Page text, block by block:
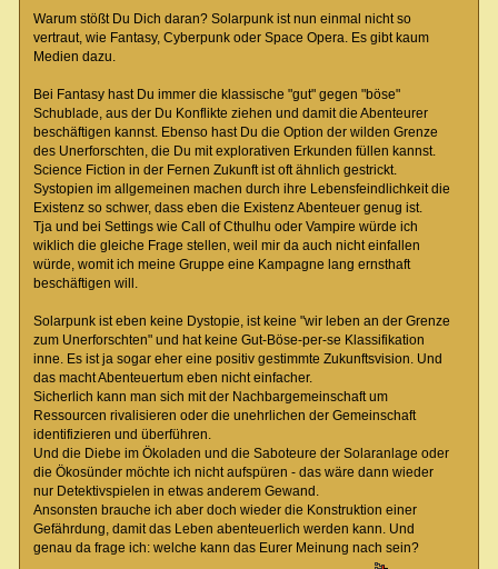
Warum stößt Du Dich daran? Solarpunk ist nun einmal nicht so
vertraut, wie Fantasy, Cyberpunk oder Space Opera. Es gibt kaum
Medien dazu.
Bei Fantasy hast Du immer die klassische "gut" gegen "böse"
Schublade, aus der Du Konflikte ziehen und damit die Abenteurer
beschäftigen kannst. Ebenso hast Du die Option der wilden Grenze
des Unerforschten, die Du mit explorativen Erkunden füllen kannst.
Science Fiction in der Fernen Zukunft ist oft ähnlich gestrickt.
Systopien im allgemeinen machen durch ihre Lebensfeindlichkeit die
Existenz so schwer, dass eben die Existenz Abenteuer genug ist.
Tja und bei Settings wie Call of Cthulhu oder Vampire würde ich
wiklich die gleiche Frage stellen, weil mir da auch nicht einfallen
würde, womit ich meine Gruppe eine Kampagne lang ernsthaft
beschäftigen will.
Solarpunk ist eben keine Dystopie, ist keine "wir leben an der Grenze
zum Unerforschten" und hat keine Gut-Böse-per-se Klassifikation
inne. Es ist ja sogar eher eine positiv gestimmte Zukunftsvision. Und
das macht Abenteuertum eben nicht einfacher.
Sicherlich kann man sich mit der Nachbargemeinschaft um
Ressourcen rivalisieren oder die unehrlichen der Gemeinschaft
identifizieren und überführen.
Und die Diebe im Ökoladen und die Saboteure der Solaranlage oder
die Ökosünder möchte ich nicht aufspüren - das wäre dann wieder
nur Detektivspielen in etwas anderem Gewand.
Ansonsten brauche ich aber doch wieder die Konstruktion einer
Gefährdung, damit das Leben abenteuerlich werden kann. Und
genau da frage ich: welche kann das Eurer Meinung nach sein?